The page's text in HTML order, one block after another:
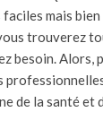
mais
trouverez
besoin. Alors,
de la santé et